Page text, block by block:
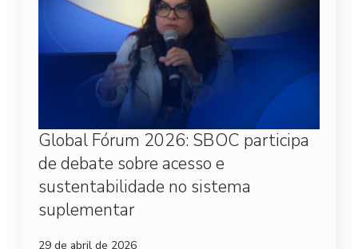
Global Fórum 2026: SBOC participa
de debate sobre acesso e
sustentabilidade no sistema
suplementar
29 de abril de 2026